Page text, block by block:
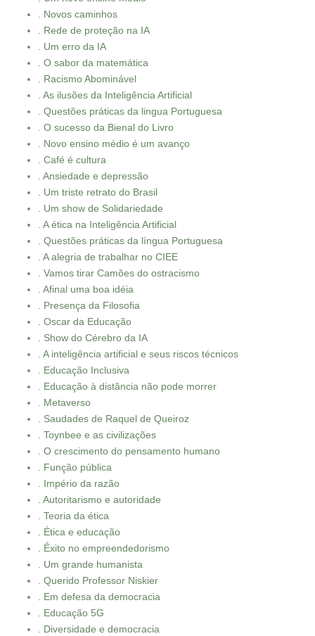
. Novos caminhos
. Rede de proteção na IA
. Um erro da IA
. O sabor da matemática
. Racismo Abominável
. As ilusões da Inteligência Artificial
. Questões práticas da lingua Portuguesa
. O sucesso da Bienal do Livro
. Novo ensino médio é um avanço
. Café é cultura
. Ansiedade e depressão
. Um triste retrato do Brasil
. Um show de Solidariedade
. A ética na Inteligência Artificial
. Questões práticas da língua Portuguesa
. A alegria de trabalhar no CIEE
. Vamos tirar Camões do ostracismo
. Afinal uma boa idéia
. Presença da Filosofia
. Oscar da Educação
. Show do Cérebro da IA
. A inteligência artificial e seus riscos técnicos
. Educação Inclusiva
. Educação à distância não pode morrer
. Metaverso
. Saudades de Raquel de Queiroz
. Toynbee e as civilizações
. O crescimento do pensamento humano
. Função pública
. Império da razão
. Autoritarismo e autoridade
. Teoria da ética
. Ética e educação
. Êxito no empreendedorismo
. Um grande humanista
. Querido Professor Niskier
. Em defesa da democracia
. Educação 5G
. Diversidade e democracia